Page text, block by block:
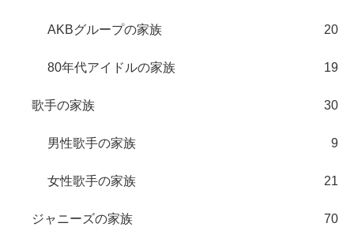
AKBグループの家族 20
80年代アイドルの家族 19
歌手の家族 30
男性歌手の家族 9
女性歌手の家族 21
ジャニーズの家族 70